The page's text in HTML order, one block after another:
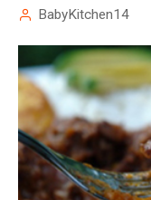
BabyKitchen14